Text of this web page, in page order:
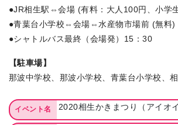
●JR相生駅⇔会場 (有料：大人100円、小学
●青葉台小学校⇔会場⇔水産物市場前 (無料)
●シャトルバス最終（会場発）15：30
【駐車場】
那波中学校、那波小学校、青葉台小学校、
イベント名 2020相生かきまつり（アイオ